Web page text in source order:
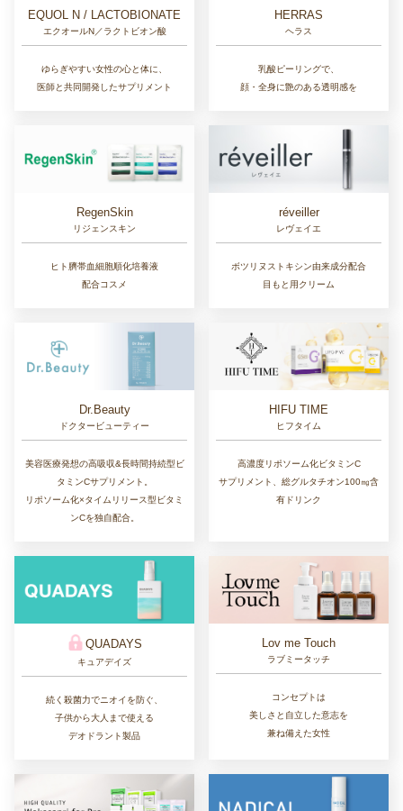
EQUOL N / LACTOBIONATE
エクオールN／ラクトビオン酸
ゆらぎやすい女性の心と体に、
医師と共同開発したサプリメント
HERRAS
ヘラス
乳酸ピーリングで、
顔・全身に艶のある透明感を
RegenSkin
リジェンスキン
ヒト臍帯血細胞順化培養液
配合コスメ
réveiller
レヴェイエ
ボツリヌストキシン由来成分配合
目もと用クリーム
Dr.Beauty
ドクタービューティー
美容医療発想の高吸収&長時間持続型ビ
タミンCサプリメント。
リポソーム化×タイムリリース型ビタミ
ンCを独自配合。
HIFU TIME
ヒフタイム
高濃度リポソーム化ビタミンC
サプリメント、総グルタチオン100㎎含
有ドリンク
QUADAYS
キュアデイズ
続く殺菌力でニオイを防ぐ、
子供から大人まで使える
デオドラント製品
Lov me Touch
ラブミータッチ
コンセプトは
美しさと自立した意志を
兼ね備えた女性